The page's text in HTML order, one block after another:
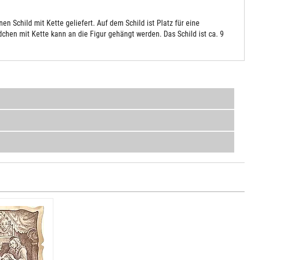
Schild mit Kette geliefert. Auf dem Schild ist Platz für eine
mit Kette kann an die Figur gehängt werden. Das Schild ist ca. 9